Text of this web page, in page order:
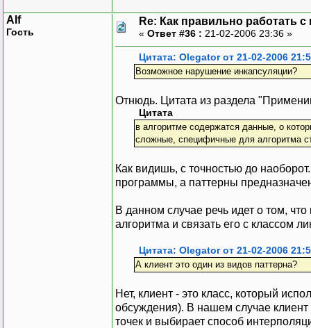
Alf
Гость
Re: Как правильно работать с
« Ответ #36 : 21-02-2006 23:36 »
Цитата: Olegator от 21-02-2006
Возможное нарушение инкапсуляции?
Отнюдь. Цитата из раздела
Цитата
в алгоритме содержатся данные, о
сложные, специфичные для алгоритма
Как видишь, с точностью до
программы, а паттерны
В данном случае речь идет о том,
алгоритма и связать его с классом
Цитата: Olegator от 21-02-2006
А клиент это один из видов паттерна?
Нет, клиент - это класс, который
обсуждения). В нашем случае клиент
точек и выбирает способ